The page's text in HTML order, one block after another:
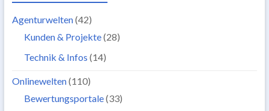
Agenturwelten(42)
Kunden & Projekte(28)
Technik & Infos (14)
Onlinewelten(110)
Bewertungsportale(33)